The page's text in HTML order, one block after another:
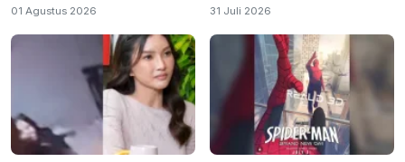
01 Agustus 2026 31 Juli 2026